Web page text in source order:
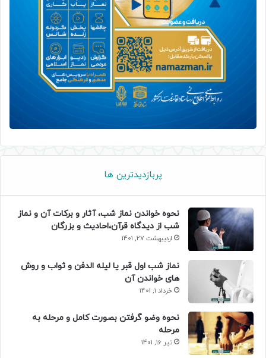
پربازدیدترین ها
نحوه خواندن نماز شب، آثار و برکات آن و نماز
شب از دیدگاه قرآن،احادیث و بزرگان
اردیبهشت 27, 1401
نماز شب اول قبر یا لیله الدفن و ثواب و روش
های خواندن آن
خرداد 1, 1401
نحوه وضو گرفتن بصورت کامل و مرحله به
مرحله
تیر 16, 1401